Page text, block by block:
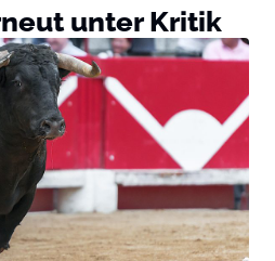
unter Kritik